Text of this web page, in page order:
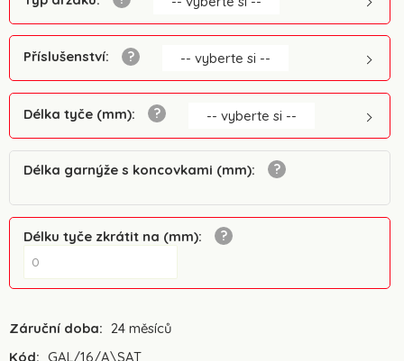
Příslušenství: -- vyberte si --
Délka tyče (mm): -- vyberte si --
Délka garnýže s koncovkami (mm):
Délku tyče zkrátit na (mm):
Záruční doba: 24 měsíců
Kód: GAL/16/A\SAT